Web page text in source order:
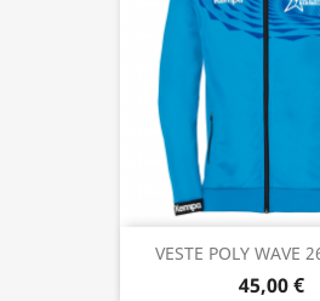
VESTE POLY WAVE
45,00 €